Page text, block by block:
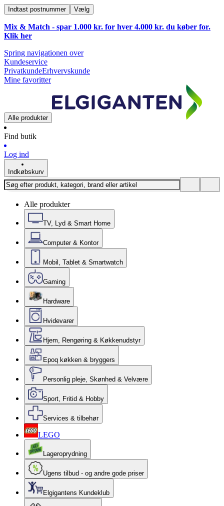
Indtast postnummer Vælg
Mix & Match - spar 1.000 kr. for hver 4.000 kr. du køber for.
Klik her
Spring navigationen over
Kundeservice
PrivatkundeErhvervskunde
Mine favoritter
Alle produkter
Find butik
Log ind
Indkøbskurv
Alle produkter
TV, Lyd & Smart Home
Computer & Kontor
Mobil, Tablet & Smartwatch
Gaming
Hardware
Hvidevarer
Hjem, Rengøring & Køkkenudstyr
Epoq køkken & bryggers
Personlig pleje, Skønhed & Velvære
Sport, Fritid & Hobby
Services & tilbehør
LEGO
Lageroprydning
Ugens tilbud - og andre gode priser
Elgigantens Kundeklub